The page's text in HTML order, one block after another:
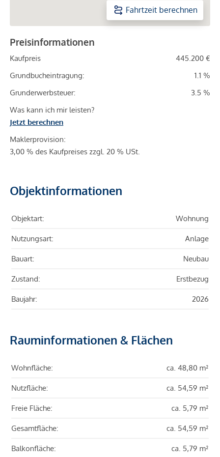
Fahrtzeit berechnen
Preisinformationen
Kaufpreis
445.200 €
Grundbucheintragung:
1.1 %
Grunderwerbsteuer:
3.5 %
Was kann ich mir leisten?
Jetzt berechnen
Maklerprovision:
3,00 % des Kaufpreises zzgl. 20 % USt.
Objektinformationen
Objektart: Wohnung
Nutzungsart: Anlage
Bauart: Neubau
Zustand: Erstbezug
Baujahr: 2026
Rauminformationen & Flächen
Wohnfläche: ca. 48,80 m²
Nutzfläche: ca. 54,59 m²
Freie Fläche: ca. 5,79 m²
Gesamtfläche: ca. 54,59 m²
Balkonfläche: ca. 5,79 m²